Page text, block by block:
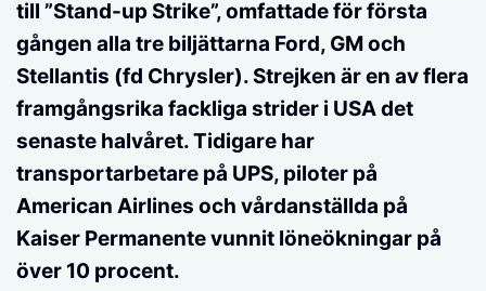
till ”Stand-up Strike”, omfattade för första
gången alla tre biljättarna Ford, GM och
Stellantis (fd Chrysler). Strejken är en av flera
framgångsrika fackliga strider i USA det
senaste halvåret. Tidigare har
transportarbetare på UPS, piloter på
American Airlines och vårdanställda på
Kaiser Permanente vunnit löneökningar på
över 10 procent.